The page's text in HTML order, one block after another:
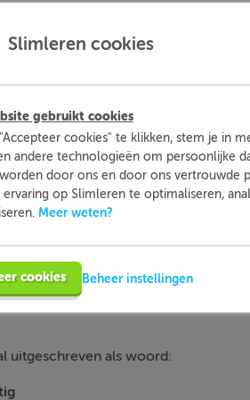
getal geschreven, dus incijfers. Als
voor dat een getal als
meestal uitgeschreven in
als een woord, omzet in een
uitgeschreven als woord:
Slimleren cookies
gebruikt cookies
cookies" te klikken, stem je in
andere technologieën om persoonlijke
door ons en door ons vertrouwde
op Slimleren te optimaliseren,
Meer weten?
cookies Beheer instellingen